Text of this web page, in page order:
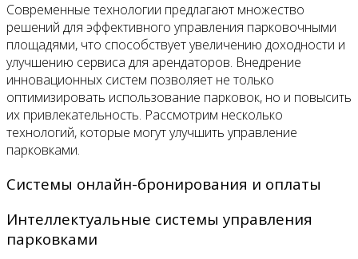
Современные технологии предлагают множество
решений для эффективного управления парковочными
площадями, что способствует увеличению доходности и
улучшению сервиса для арендаторов. Внедрение
инновационных систем позволяет не только
оптимизировать использование парковок, но и повысить
их привлекательность. Рассмотрим несколько
технологий, которые могут улучшить управление
парковками.
Системы онлайн-бронирования и оплаты
Интеллектуальные системы управления
парковками